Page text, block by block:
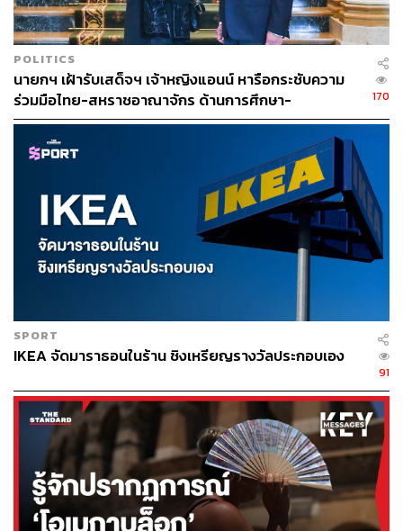
POLITICS
นายกฯ เฝ้ารับเสด็จฯ เจ้าหญิงแอนน์ หารือกระชับความ
ร่วมมือไทย-สหราชอาณาจักร ด้านการศึกษา-
สาธารณสุข
170
SPORT
IKEA จัดมาราธอนในร้าน ชิงเหรียญรางวัลประกอบเอง
91